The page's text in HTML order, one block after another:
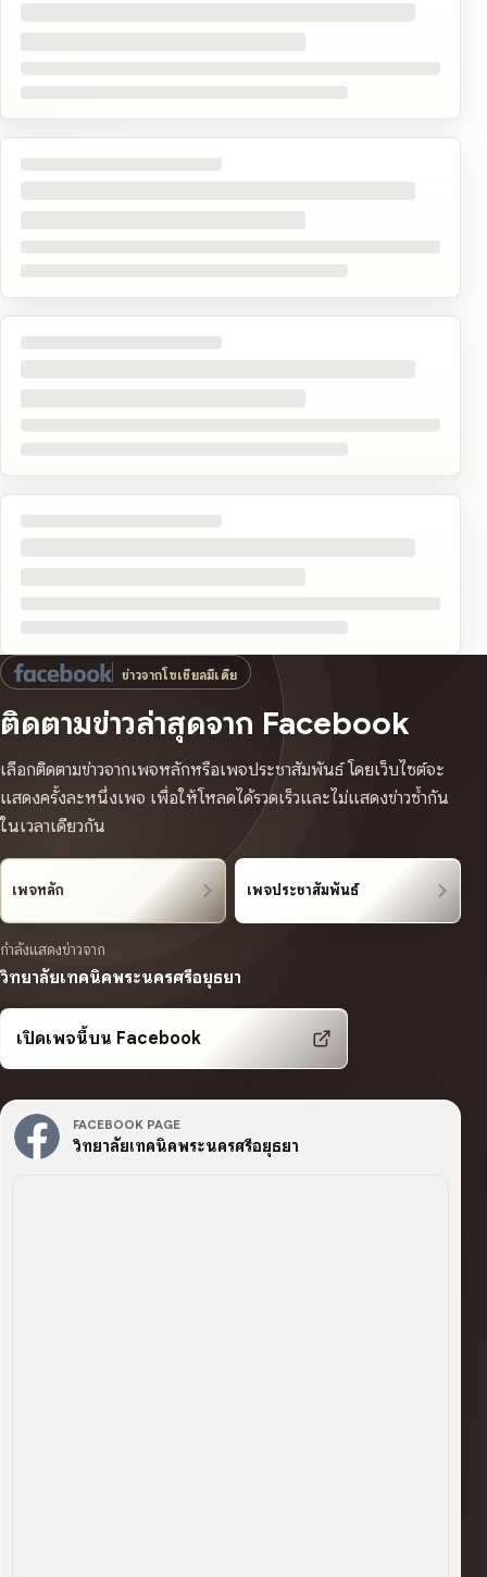
ข่าวจากโซเชียลมีเดีย
ติดตามข่าวล่าสุดจาก Facebook
เลือกติดตามข่าวจากเพจหลักหรือเพจประชาสัมพันธ์ โดยเว็บไซต์จะ
แสดงครั้งละหนึ่งเพจ เพื่อให้โหลดได้รวดเร็วและไม่แสดงข่าวซ้ำกัน
ในเวลาเดียวกัน
เพจหลัก เพจประชาสัมพันธ์
กำลังแสดงข่าวจาก
วิทยาลัยเทคนิคพระนครศรีอยุธยา
เปิดเพจนี้บน Facebook
FACEBOOK PAGE
วิทยาลัยเทคนิคพระนครศรีอยุธยา